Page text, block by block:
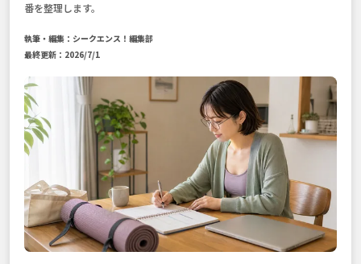
番を整理します。
執筆・編集：シークエンス！編集部
最終更新：2026/7/1